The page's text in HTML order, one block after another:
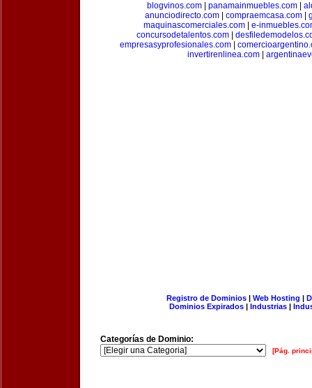
blogvinos.com| panamainmuebles.com|
anunciodirecto.com| compraemcasa.com|
maquinascomerciales.com
e-
concursodetalentos.com|
empresasyprofesionales.com|
invertirenlinea.com
Registro de Dominios| Web Hosting |
Dominios Expirados | Industrias |
Categorías de Dominio:
[Pág.